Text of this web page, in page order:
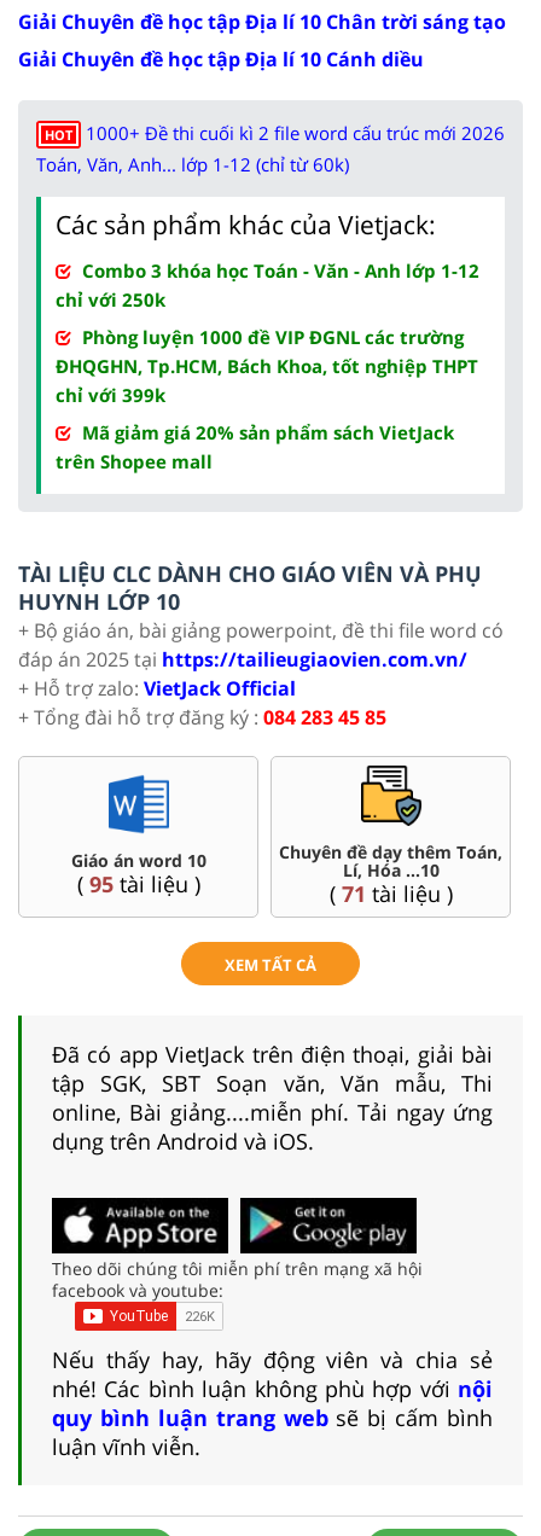
Giải Chuyên đề học tập Địa lí 10 Chân trời sáng tạo
Giải Chuyên đề học tập Địa lí 10 Cánh diều
HOT
1000+ Đề thi cuối kì 2 file word cấu trúc mới 2026
Toán, Văn, Anh... lớp 1-12 (chỉ từ 60k)
Các sản phẩm khác của Vietjack:
Combo 3 khóa học Toán - Văn - Anh lớp 1-12
chỉ với 250k
Phòng luyện 1000 đề VIP ĐGNL các trường
ĐHQGHN, Tp.HCM, Bách Khoa, tốt nghiệp THPT
chỉ với 399k
Mã giảm giá 20% sản phẩm sách VietJack
trên Shopee mall
TÀI LIỆU CLC DÀNH CHO GIÁO VIÊN VÀ PHỤ
HUYNH LỚP 10
+ Bộ giáo án, bài giảng powerpoint, đề thi file word có
đáp án 2025 tại https://tailieugiaovien.com.vn/
+ Hỗ trợ zalo: VietJack Official
+ Tổng đài hỗ trợ đăng ký : 084 283 45 85
Đề thi HSG 10
(8tài liệu )
Trắc nghiệm đúng sai
(41tài liệu )
XEM TẤT CẢ
Đã có app VietJack trên điện thoại, giải bài
tập SGK, SBT Soạn văn, Văn mẫu, Thi
online, Bài giảng....miễn phí. Tải ngay ứng
dụng trên Android và iOS.
Theo dõi chúng tôi miễn phí trên mạng xã hội
facebook và youtube:
Nếu thấy hay, hãy động viên và chia sẻ
nhé! Các bình luận không phù hợp với nội
quy bình luận trang websẽ bị cấm bình
luận vĩnh viễn.